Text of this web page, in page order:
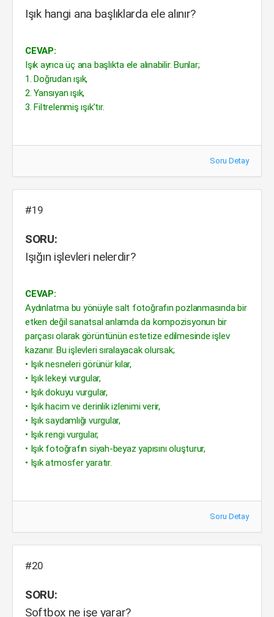
Işık hangi ana başlıklarda ele alınır?
CEVAP:
Işık ayrıca üç ana başlıkta ele alınabilir. Bunlar;
1. Doğrudan ışık,
2. Yansıyan ışık,
3. Filtrelenmiş ışık’tır.
Soru Detay
#19
SORU:
Işığın işlevleri nelerdir?
CEVAP:
Aydınlatma bu yönüyle salt fotoğrafın pozlanmasında bir
etken değil sanatsal anlamda da kompozisyonun bir
parçası olarak görüntünün estetize edilmesinde işlev
kazanır. Bu işlevleri sıralayacak olursak;
• Işık nesneleri görünür kılar,
• Işık lekeyi vurgular,
• Işık dokuyu vurgular,
• Işık hacim ve derinlik izlenimi verir,
• Işık saydamlığı vurgular,
• Işık rengi vurgular,
• Işık fotoğrafın siyah-beyaz yapısını oluşturur,
• Işık atmosfer yaratır.
Soru Detay
#20
SORU:
Softbox ne işe yarar?